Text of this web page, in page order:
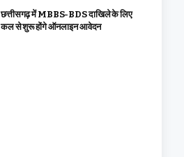
छत्तीसगढ़ में MBBS-BDS दाखिले के लिए
कल से शुरू होंगे ऑनलाइन आवेदन